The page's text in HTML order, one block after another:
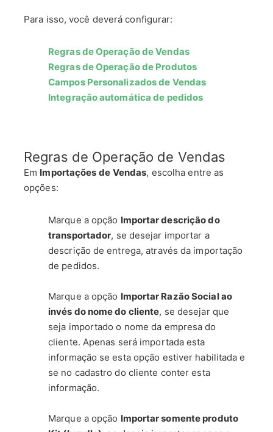
Para isso, você deverá configurar:
Regras de Operação de Vendas
Regras de Operação de Produtos
Campos Personalizados de Vendas
Integração automática de pedidos
Regras de Operação de Vendas
Em Importações de Vendas, escolha entre as
opções:
Marque a opção Importar descrição do
transportador, se desejar importar a
descrição de entrega, através da importação
de pedidos.
Marque a opção Importar Razão Social ao
invés do nome do cliente, se desejar que
seja importado o nome da empresa do
cliente. Apenas será importada esta
informação se esta opção estiver habilitada e
se no cadastro do cliente conter esta
informação.
Marque a opção Importar somente produto